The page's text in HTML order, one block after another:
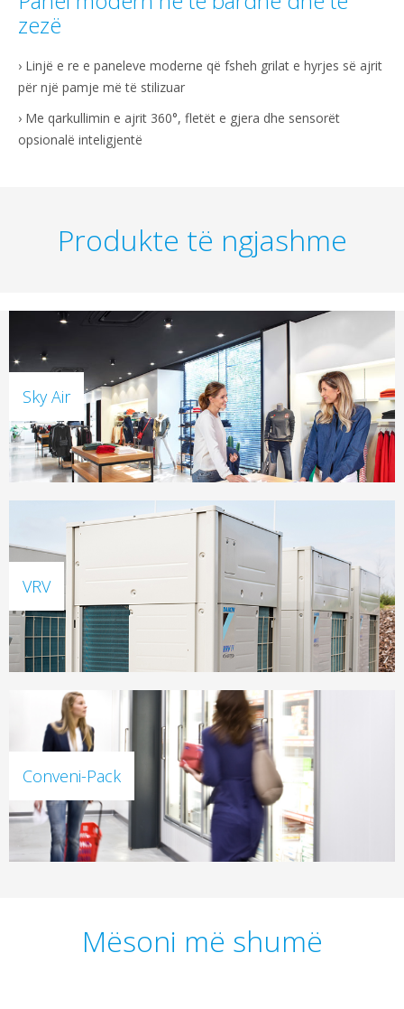
zezë
› Linjë e re e paneleve moderne që fsheh grilat e hyrjes së ajrit
për një pamje më të stilizuar
› Me qarkullimin e ajrit 360°, fletët e gjera dhe sensorët
opsionalë inteligjentë
Produkte të ngjashme
Sky Air
VRV
Conveni-Pack
Mësoni më shumë